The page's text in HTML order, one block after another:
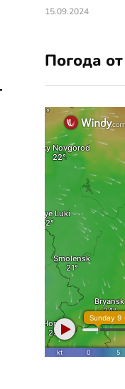
15.09.2024
Погода